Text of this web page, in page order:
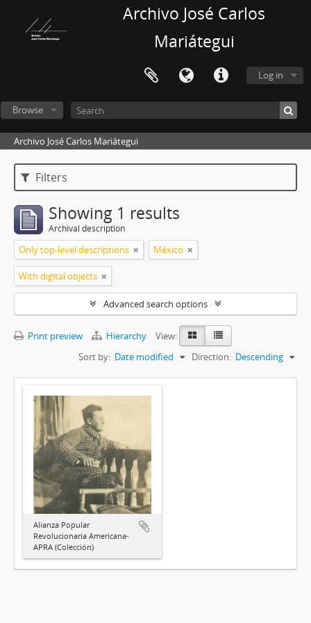
Archivo José Carlos
Mariátegui
Log in
Browse
Archivo José Carlos Mariátegui
Filters
Showing 1 results
Archival description
Only top-level descriptions México
With digital objects
Advanced search options
Print preview Hierarchy
View:
Sort by: Date modified Direction: Descending
Alianza Popular
Revolucionaria Americana-
APRA (Colección)